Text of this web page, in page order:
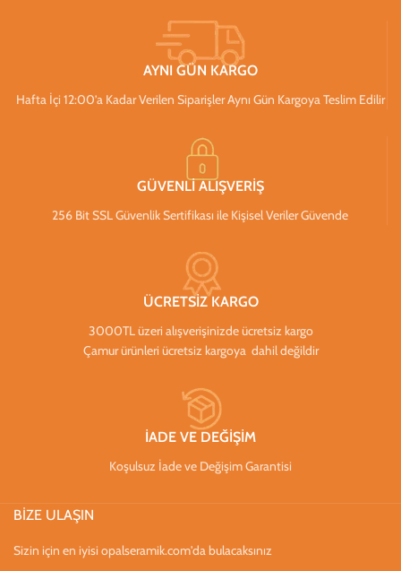
AYNI GÜN KARGO
Hafta İçi 12:00’a Kadar Verilen Siparişler Aynı Gün Kargoya Teslim Edilir
GÜVENLİ ALIŞVERİŞ
256 Bit SSL Güvenlik Sertifikası ile Kişisel Veriler Güvende
ÜCRETSİZ KARGO
3000TL üzeri alışverişinizde ücretsiz kargo
Çamur ürünleri ücretsiz kargoya dahil değildir
İADE VE DEĞİŞİM
Koşulsuz İade ve Değişim Garantisi
BİZE ULAŞIN
Sizin için en iyisi opalseramik.com'da bulacaksınız